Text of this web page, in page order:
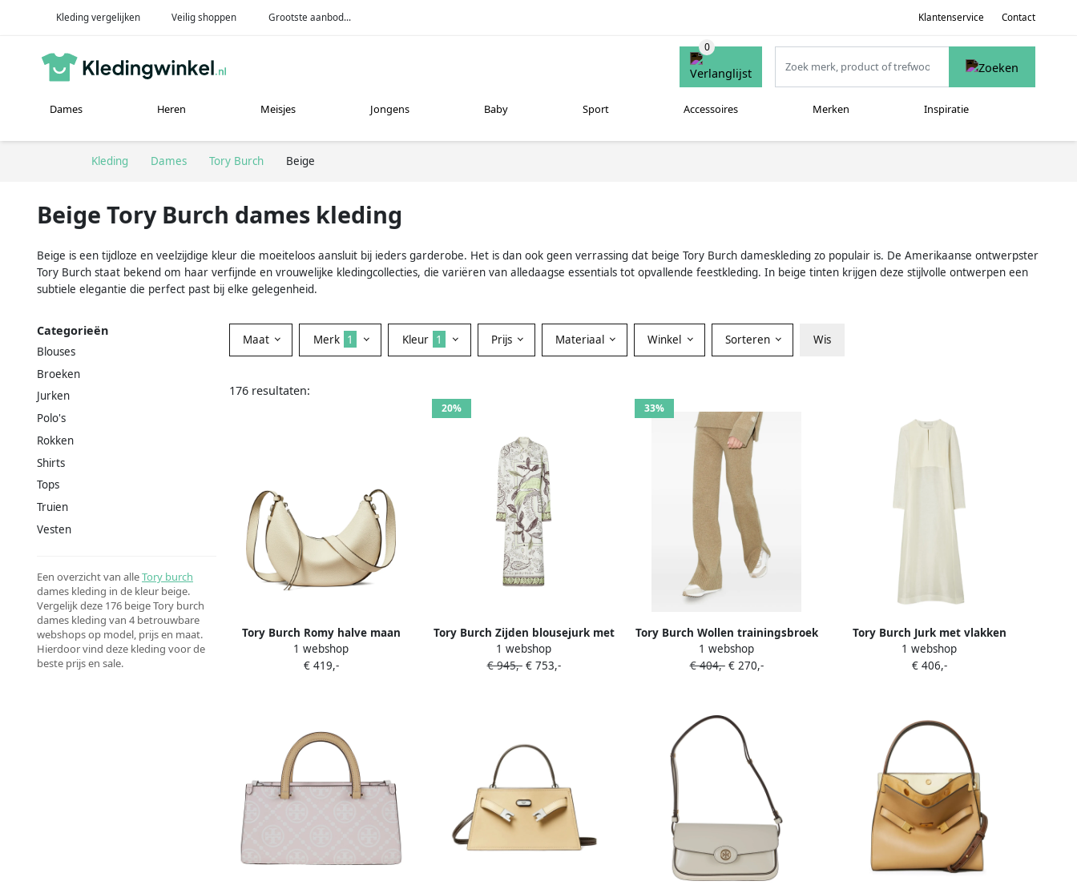
Kleding vergelijken Veilig shoppen Grootste aanbod... Klantenservice Contact
Dames Heren Meisjes Jongens Baby Sport Accessoires Merken Inspiratie
Kleding Dames Tory Burch Beige
Beige Tory Burch dames kleding
Beige is een tijdloze en veelzijdige kleur die moeiteloos aansluit bij ieders garderobe. Het is dan ook geen verrassing dat beige Tory Burch dameskleding zo populair is. De Amerikaanse ontwerpster
Tory Burch staat bekend om haar verfijnde en vrouwelijke kledingcollecties, die variëren van alledaagse essentials tot opvallende feestkleding. In beige tinten krijgen deze stijlvolle ontwerpen een
subtiele elegantie die perfect past bij elke gelegenheid.
Categorieën
Blouses
Broeken
Jurken
Polo's
Rokken
Shirts
Tops
Truien
Vesten
Een overzicht van alleTory burch
dames kleding in de kleur beige.
Vergelijk deze 176 beige Tory burch
dames kleding van 4 betrouwbare
webshops op model, prijs en maat.
Hierdoor vind deze kleding voor de
beste prijs en sale.
Maat Merk 1 Kleur 1 Prijs Materiaal Winkel Sorteren Wis
176 resultaten:
Tory Burch Romy halve maan
schoudertas Beige
1 webshop
€ 419,-
20%
Tory Burch Zijden blousejurk met
print Beige
1 webshop
€ 945,-€ 753,-
33%
Tory Burch Wollen trainingsbroek
Beige
1 webshop
€ 404,-€ 270,-
Tory Burch Jurk met vlakken
Beige
1 webshop
€ 406,-